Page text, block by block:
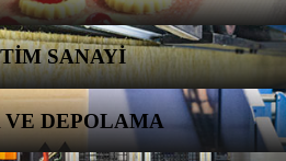
SANAYİ
DEPOLAMA